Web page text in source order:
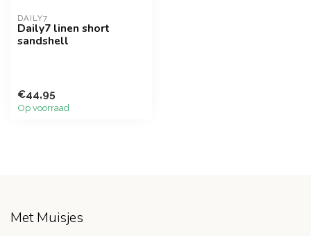
DAILY7
Daily7 linen short
sandshell
€44,95
Op voorraad
Met Muisjes